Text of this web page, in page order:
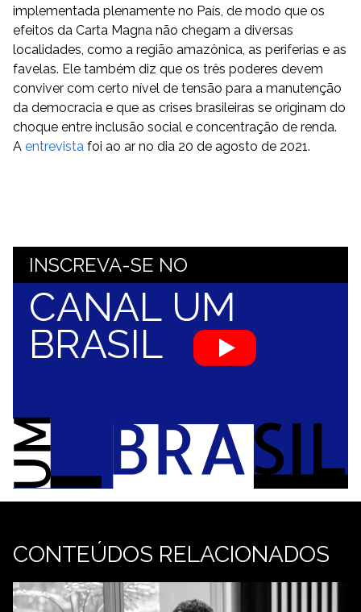
implementada plenamente no País, de modo que os
efeitos da Carta Magna não chegam a diversas
localidades, como a região amazônica, as periferias e as
favelas. Ele também diz que os três poderes devem
conviver com certo nível de tensão para a manutenção
da democracia e que as crises brasileiras se originam do
choque entre inclusão social e concentração de renda.
A entrevista foi ao ar no dia 20 de agosto de 2021.
INSCREVA-SE NO
CANAL UM
BRASIL
CONTEÚDOS RELACIONADOS